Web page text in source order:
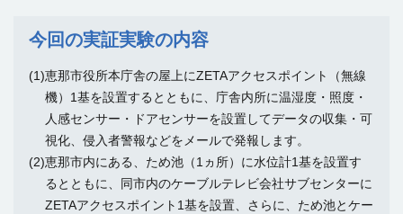
今回の実証実験の内容
(1)恵那市役所本庁舎の屋上にZETAアクセスポイント（無線
機）1基を設置するとともに、庁舎内所に温湿度・照度・
人感センサー・ドアセンサーを設置してデータの収集・可
視化、侵入者警報などをメールで発報します。
(2)恵那市内にある、ため池（1ヵ所）に水位計1基を設置す
るとともに、同市内のケーブルテレビ会社サブセンターに
ZETAアクセスポイント1基を設置、さらに、ため池とケー